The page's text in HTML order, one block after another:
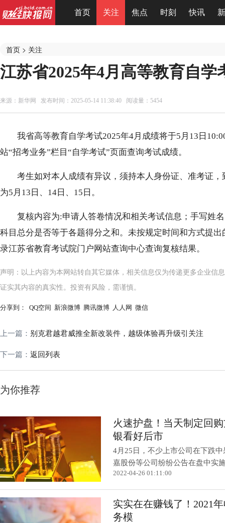
首页 关注 焦点 时刻 快讯
首页 > 关注
江苏省2025年4月高等教育自学
来源： 新华网 发布时间：2025-05-14 11:38:40 阅读量：5454
我省高等教育自学考试2025年4月成绩将于5月13日
站“招考业务”栏目“自学考试”页面查询考试成绩。
考生如对本人成绩有异议，须持本人身份证、准考证
为5月13日、14日、15日。
复核内容为:申请人答卷情况和相关考试信息；手写姓
科目总分是否等于各题得分之和。未按规定时间和方式提
录江苏省教育考试院门户网站查询中心查询复核结果。
声明：以上内容为本网站转自其它媒体，相关信息仅为传递更多企业信
证实其内容的真实性。投资有风险，需谨慎。
分享到： QQ空间 新浪微博 腾讯微博 人人网 微信
上一篇： 别克君越君威推全新改装件，越级体验再升级引关注
下一篇： 返回列表
为你推荐
火速护盘！当天制定回
银看好后市
4月25日，不少上市公司在下跌
嘉股份等公司纷纷公告在盘中实
2022-04-26 01:11:00
实实在在赚钱了！2021
务模